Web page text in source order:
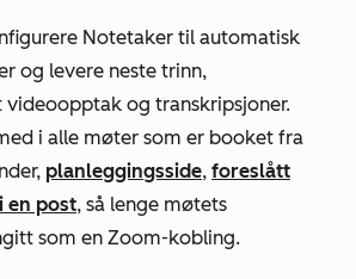
Notetaker til automatisk
og levere neste trinn,
videoopptak og transkripsjoner.
i alle møter som er booket fra
planleggingsside, foreslått
i en post, så lenge møtets
som en Zoom-kobling.